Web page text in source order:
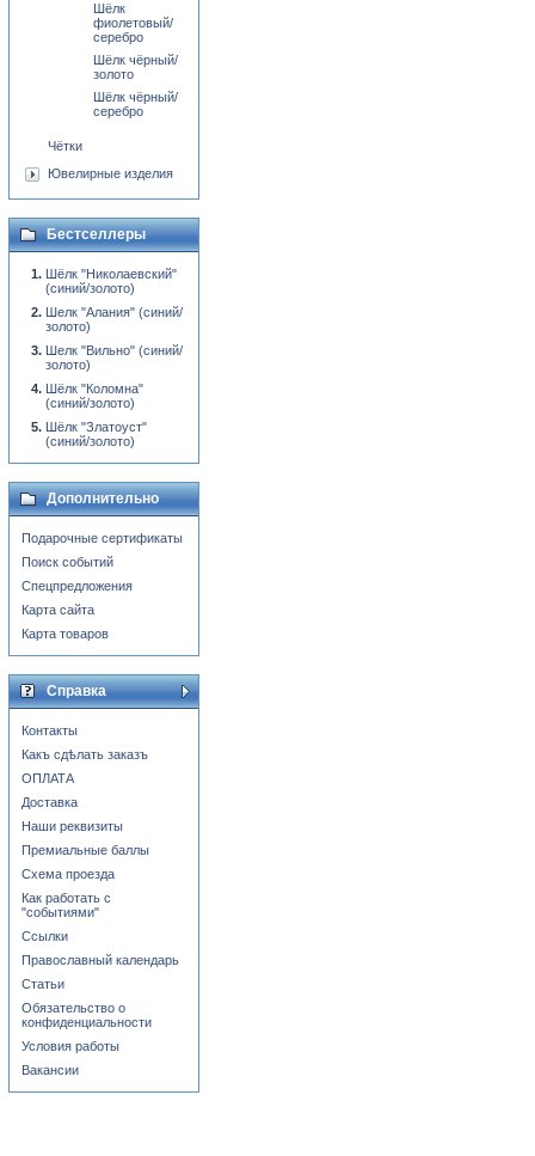
Шёлк
фиолетовый/
серебро
Шёлк чёрный/
золото
Шёлк чёрный/
серебро
Чётки
Ювелирные изделия
Бестселлеры
Шёлк "Николаевский"
(синий/золото)
Шелк "Алания" (синий/
золото)
Шелк "Вильно" (синий/
золото)
Шёлк "Коломна"
(синий/золото)
Шёлк "Златоуст"
(синий/золото)
Дополнительно
Подарочные сертификаты
Поиск событий
Спецпредложения
Карта сайта
Карта товаров
Справка
Контакты
Какъ сдѣлать заказъ
ОПЛАТА
Доставка
Наши реквизиты
Премиальные баллы
Схема проезда
Как работать с
"событиями"
Ссылки
Православный календарь
Статьи
Обязательство о
конфиденциальности
Условия работы
Вакансии